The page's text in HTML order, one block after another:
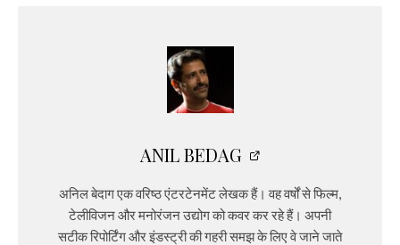
ANIL BEDAG
अनिल बेदाग एक वरिष्ठ एंटरटेनमेंट लेखक हैं। वह वर्षों से फिल्म,
टेलीविजन और मनोरंजन उद्योग को कवर कर रहे हैं। अपनी
सटीक रिपोर्टिंग और इंडस्ट्री की गहरी समझ के लिए वे जाने जाते